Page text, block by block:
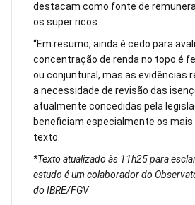
destacam como fonte de
os super ricos.
“Em resumo, ainda é cedo para
concentração de renda no topo é
ou conjuntural, mas as evidências
a necessidade de revisão das
atualmente concedidas pela
beneficiam especialmente os mais
texto.
*Texto atualizado às 11h25 para
estudo é um colaborador do
do IBRE/FGV